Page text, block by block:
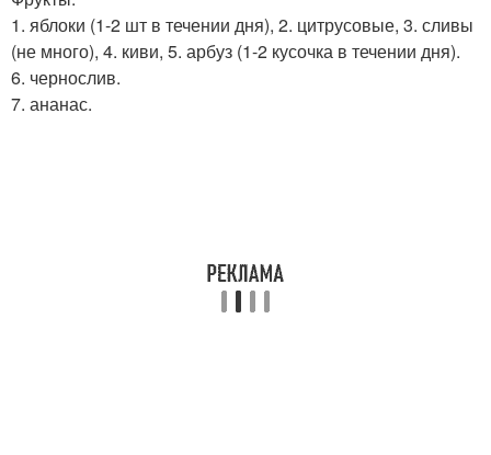
1. яблоки (1-2 шт в течении дня), 2. цитрусовые, 3. сливы
(не много), 4. киви, 5. арбуз (1-2 кусочка в течении дня).
6. чернослив.
7. ананас.